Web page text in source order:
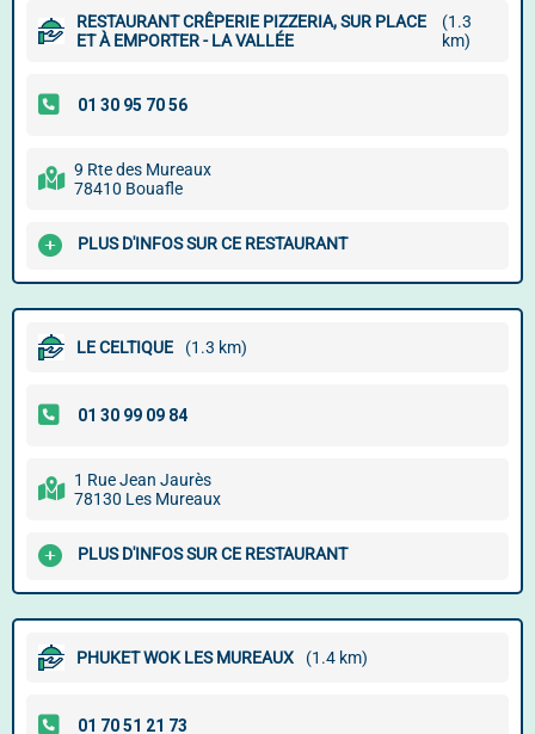
RESTAURANT CRÊPERIE PIZZERIA, SUR PLACE
ET À EMPORTER - LA VALLÉE
(1.3
km)
9 Rte des Mureaux
78410 Bouafle
PLUS D'INFOS SUR CE RESTAURANT
LE CELTIQUE (1.3 km)
1 Rue Jean Jaurès
78130 Les Mureaux
PLUS D'INFOS SUR CE RESTAURANT
PHUKET WOK LES MUREAUX (1.4 km)